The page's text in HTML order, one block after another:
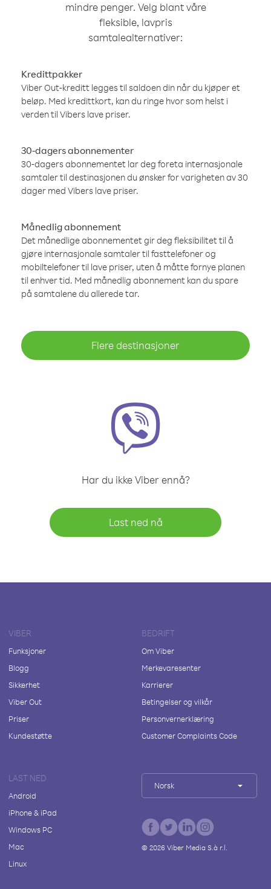
mindre penger. Velg blant våre
fleksible, lavpris
samtalealternativer:
Kredittpakker
Viber Out-kreditt legges til saldoen din når du kjøper et
beløp. Med kredittkort, kan du ringe hvor som helst i
verden til Vibers lave priser.
30-dagers abonnementer
30-dagers abonnementet lar deg foreta internasjonale
samtaler til destinasjonen du ønsker for varigheten av 30
dager med Vibers lave priser.
Månedlig abonnement
Det månedlige abonnementet gir deg fleksibilitet til å
gjøre internasjonale samtaler til fasttelefoner og
mobiltelefoner til lave priser, uten å måtte fornye planen
til enhver tid. Med månedlig abonnement kan du spare
på samtalene du allerede tar.
Flere destinasjoner
Har du ikke Viber ennå?
Last ned nå
VIBER
Funksjoner
Blogg
Sikkerhet
Viber Out
Priser
Kundestøtte
BEDRIFT
Om Viber
Merkevaresenter
Karrierer
Betingelser og vilkår
Personvernerklæring
Customer Complaints Code
LAST NED
Android
iPhone & iPad
Windows PC
Mac
Linux
Norsk
© 2026Viber Media S.à r.l.